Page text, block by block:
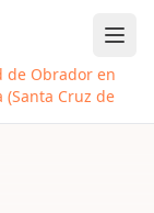
de Obrador en
(Santa Cruz de